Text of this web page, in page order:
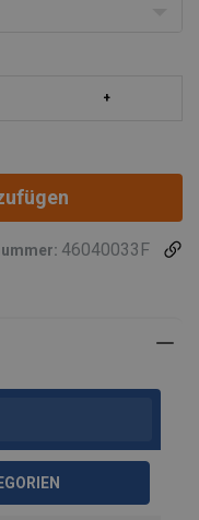
46040033F